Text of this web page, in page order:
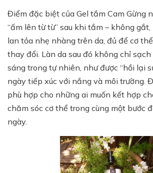
Điểm đặc biệt của Gel tắm Cam Gừng
“ấm lên từ từ” sau khi tắm – không
lan tỏa nhẹ nhàng trên da, đủ để cơ
thay đổi. Làn da sau đó không chỉ
sáng trong tự nhiên, như được “hồi lại
ngày tiếp xúc với nắng và môi trường.
phù hợp cho những ai muốn kết hợp
chăm sóc cơ thể trong cùng một bước
ngày.